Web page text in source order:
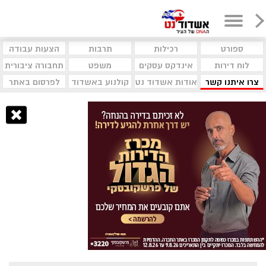
ספורט רכילות תרבות
הצעות עבודה
לוח דירות
אינדקס עסקים משפט
תחבורה ציבורית
צרו איתנו קשר
אודות אשדוד נט קולנוע באשדוד לפרסום באתר